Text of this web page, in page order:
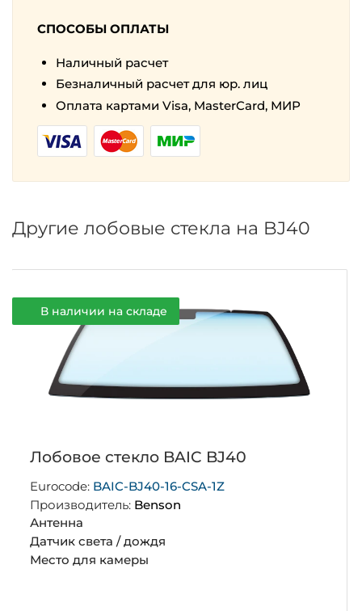
СПОСОБЫ ОПЛАТЫ
Наличный расчет
Безналичный расчет для юр. лиц
Оплата картами Visa, MasterCard, МИР
Другие лобовые стекла на BJ40
В наличии на складе
Лобовое стекло BAIC BJ40
Eurocode: BAIC-BJ40-16-CSA-1Z
Производитель: Benson
Антенна
Датчик света / дождя
Место для камеры